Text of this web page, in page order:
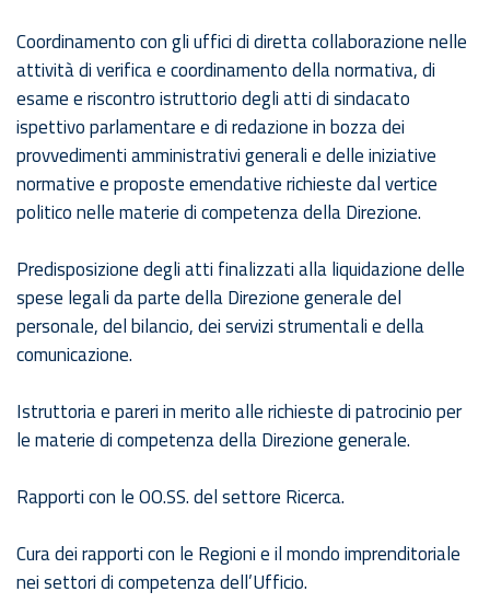
Coordinamento con gli uffici di diretta collaborazione nelle
attività di verifica e coordinamento della normativa, di
esame e riscontro istruttorio degli atti di sindacato
ispettivo parlamentare e di redazione in bozza dei
provvedimenti amministrativi generali e delle iniziative
normative e proposte emendative richieste dal vertice
politico nelle materie di competenza della Direzione.
Predisposizione degli atti finalizzati alla liquidazione delle
spese legali da parte della Direzione generale del
personale, del bilancio, dei servizi strumentali e della
comunicazione.
Istruttoria e pareri in merito alle richieste di patrocinio per
le materie di competenza della Direzione generale.
Rapporti con le OO.SS. del settore Ricerca.
Cura dei rapporti con le Regioni e il mondo imprenditoriale
nei settori di competenza dell’Ufficio.